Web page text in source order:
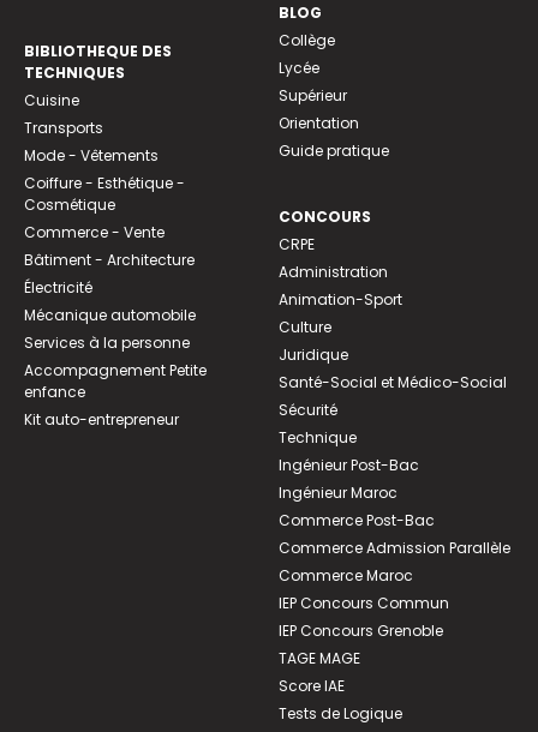
BIBLIOTHEQUE DES
TECHNIQUES
Cuisine
Transports
Mode - Vêtements
Coiffure - Esthétique -
Cosmétique
Commerce - Vente
Bâtiment - Architecture
Électricité
Mécanique automobile
Services à la personne
Accompagnement Petite
enfance
Kit auto-entrepreneur
BLOG
Collège
Lycée
Supérieur
Orientation
Guide pratique
CONCOURS
CRPE
Administration
Animation-Sport
Culture
Juridique
Santé-Social et Médico-Social
Sécurité
Technique
Ingénieur Post-Bac
Ingénieur Maroc
Commerce Post-Bac
Commerce Admission Parallèle
Commerce Maroc
IEP Concours Commun
IEP Concours Grenoble
TAGE MAGE
Score IAE
Tests de Logique